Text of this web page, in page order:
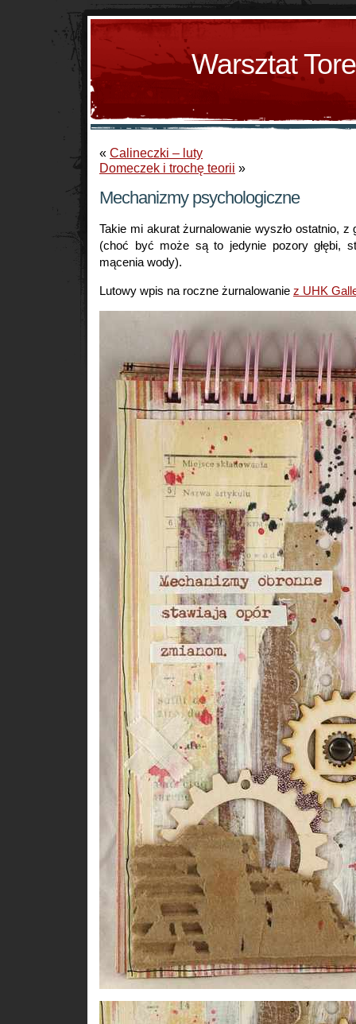
Warsztat
« Calineczki – luty
Domeczek i trochę teorii »
Mechanizmy psychologiczne
Takie mi akurat żurnalowanie wyszło ostatnio, z
(choć być może są to jedynie pozory głębi,
mącenia wody).
Lutowy wpis na roczne żurnalowanie z UHK